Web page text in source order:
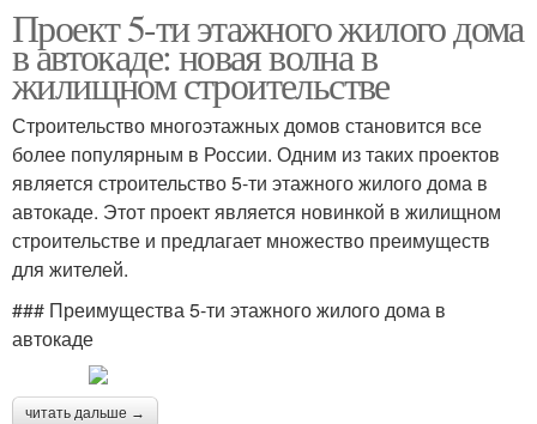
Проект 5-ти этажного жилого дома
в автокаде: новая волна в
жилищном строительстве
Строительство многоэтажных домов становится все
более популярным в России. Одним из таких проектов
является строительство 5-ти этажного жилого дома в
автокаде. Этот проект является новинкой в жилищном
строительстве и предлагает множество преимуществ
для жителей.
### Преимущества 5-ти этажного жилого дома в
автокаде
читать дальше →